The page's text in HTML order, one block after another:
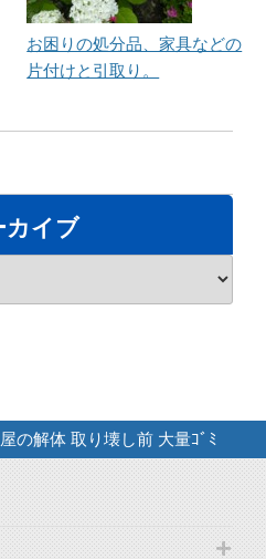
お困りの処分品、家具などの
片付けと引取り。
カイブ
の解体 取り壊し前 大量ｺﾞﾐ